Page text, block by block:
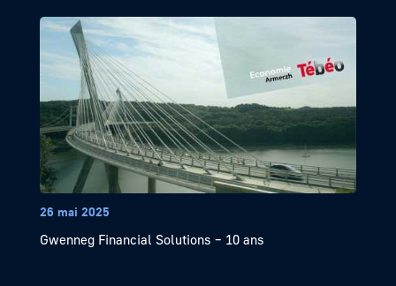
26 mai 2025
Gwenneg Financial Solutions – 10 ans